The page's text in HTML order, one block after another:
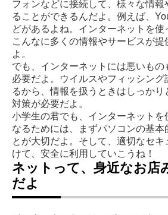
フォンなどに接続して、様々な情報
ることができるんだよ。例えば、
どがあるよね。インターネットを使
こんなに多くの情報やサービスが
よ。
でも、インターネットには悪いも
必要だよ。ウイルスやフィッシング
るから、情報を扱うときはしっかり
対策が必要だよ。
小学生の君でも、インターネットを
なるためには、まずパソコンの基本
とが大切だよ。そして、適切なセ
けて、安全に利用していこうね！
ネットって、身近なお店
だよ